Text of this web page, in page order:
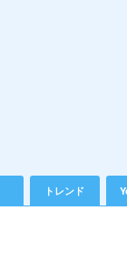
トレンド